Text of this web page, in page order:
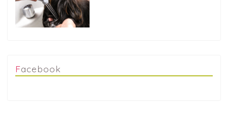
Facebook